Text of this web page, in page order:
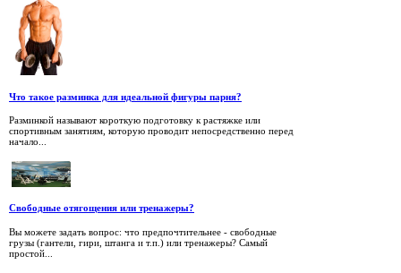
Что такое разминка для идеальной фигуры парня?
Разминкой называют короткую подготовку к растяжке или
спортивным занятиям, которую проводит непосредственно перед
начало...
Свободные отягощения или тренажеры?
Вы можете задать вопрос: что предпочтительнее - свободные
грузы (гантели, гири, штанга и т.п.) или тренажеры? Самый
простой...